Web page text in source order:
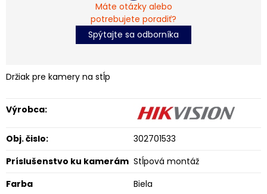
Máte otázky alebo
potrebujete poradiť?
Spýtajte sa odborníka
Držiak pre kamery na stĺp
Výrobca:
Obj. čislo:
302701533
Príslušenstvo ku kamerám Stĺpová montáž
Farba
Biela